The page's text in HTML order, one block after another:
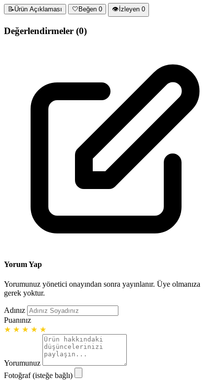
📝Ürün Açıklaması 🤍Beğen 0 👁️İzleyen 0
Değerlendirmeler (0)
Yorum Yap
Yorumunuz yönetici onayından sonra yayınlanır. Üye olmanıza
gerek yoktur.
Adınız
Puanınız
★ ★ ★ ★ ★
Yorumunuz
Fotoğraf (isteğe bağlı)